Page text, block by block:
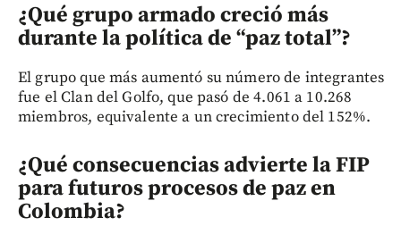
¿Qué grupo armado creció más
durante la política de “paz total”?
El grupo que más aumentó su número de integrantes
fue el Clan del Golfo, que pasó de 4.061 a 10.268
miembros, equivalente a un crecimiento del 152%.
¿Qué consecuencias advierte la FIP
para futuros procesos de paz en
Colombia?